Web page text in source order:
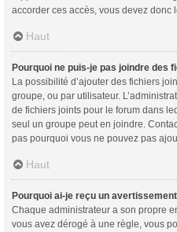
accorder ces accès, vous devez donc
Haut
Pourquoi ne puis-je pas joindre des
La possibilité d’ajouter des fichiers
groupe, ou par utilisateur.
de fichiers joints pour le forum dans
seul un groupe peut en joindre.
pas pourquoi vous ne pouvez pas
Haut
Pourquoi ai-je reçu un
Chaque administrateur a son propre
vous avez dérogé à une règle, vous